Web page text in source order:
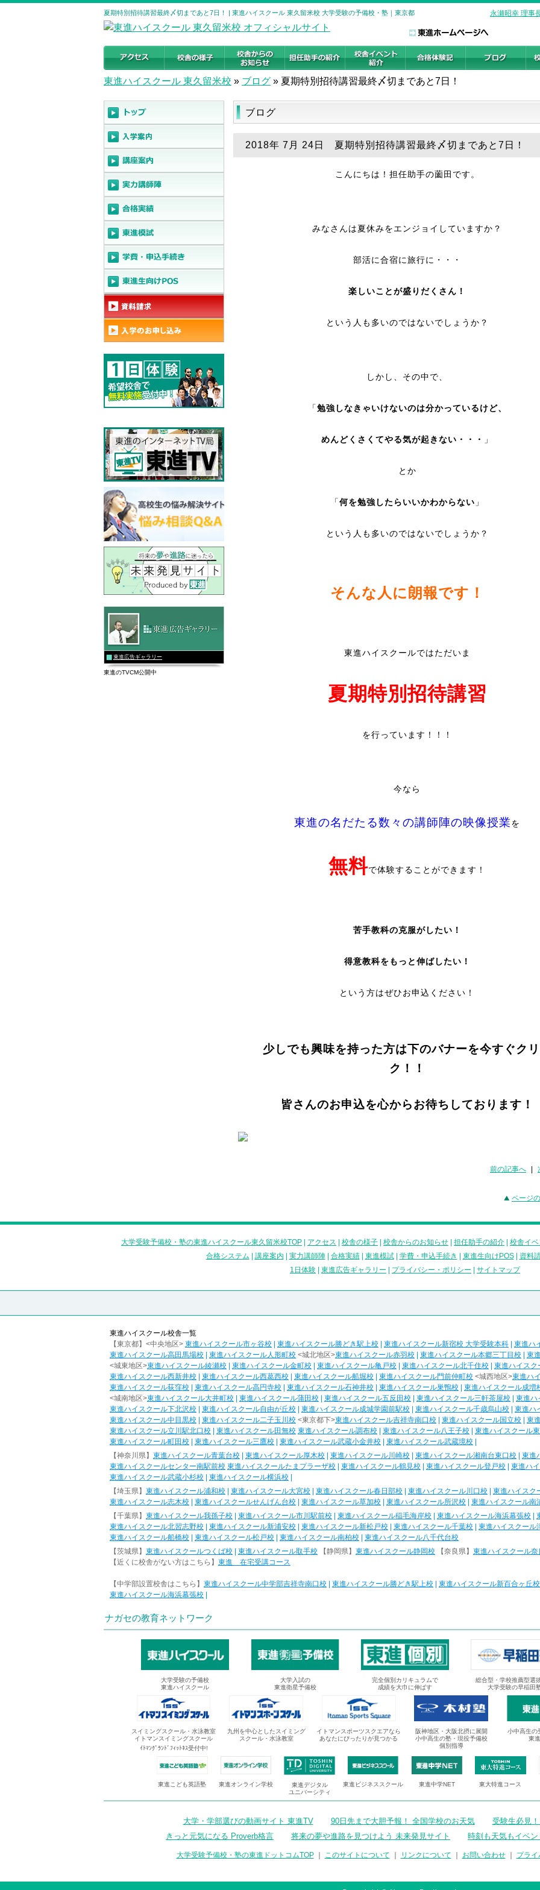
夏期特別招待講習最終〆切まであと7日！ | 東進ハイスクール 東久留米校 大学受験の予備校・塾｜東京都 永瀬昭幸 理事
東進ハイスクール 東久留米校 » ブログ » 夏期特別招待講習最終〆切まであと7日！
ブログ
2018年 7月 24日 夏期特別招待講習最終〆切まであと7日！
こんにちは！担任助手の薗田です。
みなさんは夏休みをエンジョイしていますか？
部活に合宿に旅行に・・・
楽しいことが盛りだくさん！
という人も多いのではないでしょうか？
しかし、その中で、
「勉強しなきゃいけないのは分かっているけど、
めんどくさくてやる気が起きない・・・ 」
とか
「何を勉強したらいいかわからない 」
という人も多いのではないでしょうか？
そんな人に朗報です！
東進ハイスクールではただいま
夏期特別招待講習
を行っています！！！
今なら
東進の名だたる数々の講師陣の映像授業を
無料で体験することができます！
苦手教科の克服がしたい！
得意教科をもっと伸ばしたい！
という方はぜひお申込ください！
少しでも興味を持った方は下のバナーを今すぐク
ク！！
皆さんのお申込を心からお待ちしております！
前の記事へ
ページ
東進広告ギャラリー
東進のTVCM公開中
大学受験予備校・塾の東進ハイスクール東久留米校TOP アクセス 校舎の様子 校舎からのお知らせ 担任助手の紹介
校舎イ
合格システム
講座案内 実力講師陣| 合格実績| 東進模試| 学費・申込手続き 東進生向けPOS|
資料
1日体験
東進広告ギャラリー プライバシー・ポリシー サイトマップ
東進ハイスクール校舎一覧
【東京都】<中央地区> 東進ハイスクール市ヶ谷校 東進ハイスクール勝どき駅上校 東進ハイスクール新宿校 大学受験本科
東進ハ
東進ハイスクール高田馬場校
東進ハイスクール人形町校 <城北地区>東進ハイスクール赤羽校 東進ハイスクール本郷三丁目校
東
<城東地区>東進ハイスクール綾瀬校 東進ハイスクール金町校 東進ハイスクール亀戸校 東進ハイスクール北千住校
東進ハイスク
東進ハイスクール西新井校
東進ハイスクール西葛西校 東進ハイスクール船堀校 東進ハイスクール門前仲町校 <城西地区>東進ハ
東進ハイスクール荻窪校
東進ハイスクール高円寺校 東進ハイスクール石神井校 東進ハイスクール巣鴨校
東進ハイスクール成増
<城南地区>東進ハイスクール大井町校 東進ハイスクール蒲田校 東進ハイスクール五反田校 東進ハイスクール三軒茶屋校
東進ハ
東進ハイスクール下北沢校
東進ハイスクール自由が丘校 東進ハイスクール成城学園前駅校 東進ハイスクール千歳烏山校
東進ハ
東進ハイスクール中目黒校
東進ハイスクール二子玉川校 <東京都下>東進ハイスクール吉祥寺南口校 東進ハイスクール国立校
東
東進ハイスクール立川駅北口校
東進ハイスクール田無校 東進ハイスクール調布校 東進ハイスクール八王子校
東進ハイスクール
東進ハイスクール町田校
東進ハイスクール三鷹校 東進ハイスクール武蔵小金井校 東進ハイスクール武蔵境校
【神奈川県】 東進ハイスクール青葉台校 東進ハイスクール厚木校 東進ハイスクール川崎校 東進ハイスクール湘南台東口校
東進
東進ハイスクールセンター南駅前校 東進ハイスクールたまプラーザ校 東進ハイスクール鶴見校 東進ハイスクール登戸校
東進ハ
東進ハイスクール武蔵小杉校
東進ハイスクール横浜校
【埼玉県】 東進ハイスクール浦和校 東進ハイスクール大宮校 東進ハイスクール春日部校 東進ハイスクール川口校
東進ハイスク
東進ハイスクール志木校
東進ハイスクールせんげん台校 東進ハイスクール草加校 東進ハイスクール所沢校
東進ハイスクール南
【千葉県】 東進ハイスクール我孫子校 東進ハイスクール市川駅前校 東進ハイスクール稲毛海岸校 東進ハイスクール海浜幕張校
東進ハイスクール北習志野校
東進ハイスクール新浦安校 東進ハイスクール新松戸校 東進ハイスクール千葉校
東進ハイスクール
東進ハイスクール船橋校
東進ハイスクール松戸校 東進ハイスクール南柏校
東進ハイスクール八千代台校
【茨城県】 東進ハイスクールつくば校 東進ハイスクール取手校 【静岡県】 東進ハイスクール静岡校 【奈良県】 東進ハイスクール奈
【近くに校舎がない方はこちら】 東進 在宅受講コース
【中学部設置校舎はこちら】 東進ハイスクール中学部吉祥寺南口校 東進ハイスクール勝どき駅上校
東進ハイスクール新百合ヶ丘校
東進ハイスクール海浜幕張校
ナガセの教育ネットワーク
大学受験の予備校
東進ハイスクール
大学入試の
東進衛星予備校
完全個別カリキュラムで
成績を大巾に伸ばす
総合型・学校推薦型選
大学受験の早稲田
スイミングスクール・水泳教室
イトマンスイミングスクール
ｲﾄﾏﾝｸﾞﾗﾝﾄﾞﾌｨｯﾄﾈｽ受付中!
九州を中心としたスイミング
スクール・水泳教室
イトマンスポーツスクエアなら
あなたにぴったりが見つかる
阪神地区・大阪北摂に展開
小中高生の塾・現役予備校
個別指導
小中高生の
東
東進こども英語塾 東進オンライン学校
東進デジタル
ユニバーシティ
東進ビジネススクール 東進中学NET 東大特進コース
大学・学部選びの動画サイト 東進TV 90日先まで大胆予報！ 全国学校のお天気
受験生必見
きっと元気になる Proverb格言
将来の夢や進路を見つけよう 未来発見サイト 時刻も天気もイベ
大学受験予備校・塾の東進ドットコムTOP｜ このサイトについて リンクについて お問い合わせ｜ プラ